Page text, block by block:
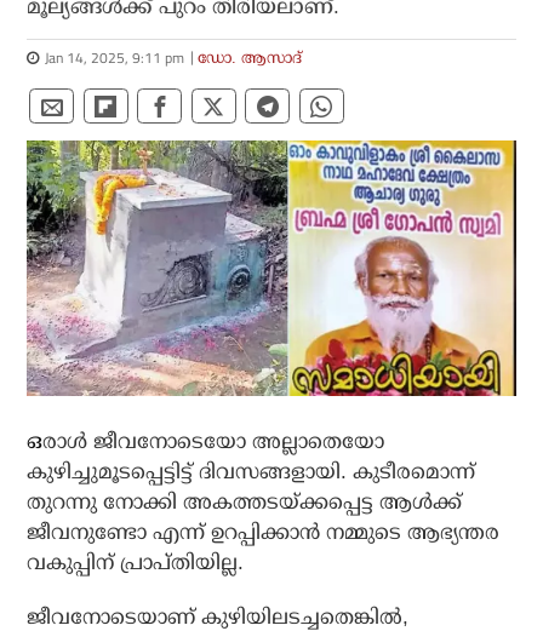
മൂല്യങ്ങള്‍ക്ക് പുറം തിരിയലാണ്.
Jan 14, 2025, 9:11 pm ഡോ. ആസാദ്
ഒരാള്‍ ജീവനോടെയോ അല്ലാതെയോ
കുഴിച്ചുമൂടപ്പെട്ടിട്ട് ദിവസങ്ങളായി. കുടീരമൊന്ന്
തുറന്നു നോക്കി അകത്തടയ്ക്കപ്പെട്ട ആള്‍ക്ക്
ജീവനുണ്ടോ എന്ന് ഉറപ്പിക്കാന്‍ നമ്മുടെ ആഭ്യന്തര
വകുപ്പിന് പ്രാപ്തിയില്ല.
ജീവനോടെയാണ് കുഴിയിലടച്ചതെങ്കില്‍,